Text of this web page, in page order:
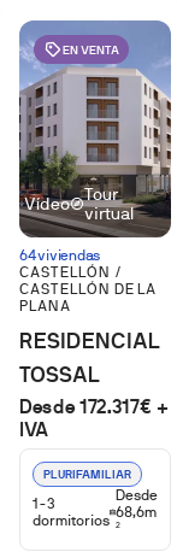
EN VENTA
Vídeo
Tour
virtual
64 viviendas
CASTELLÓN /
CASTELLÓN DE LA
PLANA
RESIDENCIAL
TOSSAL
Desde 172.317€ +
IVA
PLURIFAMILIAR
1-3
dormitorios
Desde
68,6m
2